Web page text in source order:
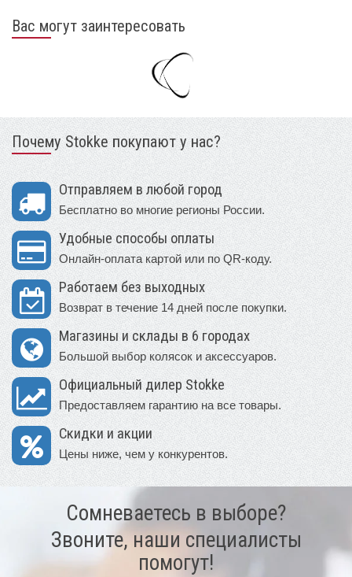
Вас могут заинтересовать
Почему Stokke покупают у нас?
Отправляем в любой город
Бесплатно во многие регионы России.
Удобные способы оплаты
Онлайн-оплата картой или по QR-коду.
Работаем без выходных
Возврат в течение 14 дней после покупки.
Магазины и склады в 6 городах
Большой выбор колясок и аксессуаров.
Официальный дилер Stokke
Предоставляем гарантию на все товары.
Скидки и акции
Цены ниже, чем у конкурентов.
Сомневаетесь в выборе?
Звоните, наши специалисты
помогут!